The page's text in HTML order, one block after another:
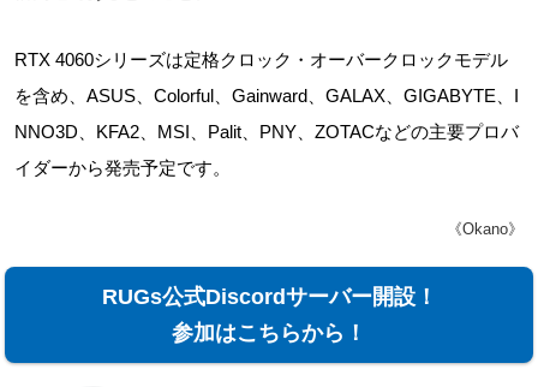
RTX 4060シリーズは定格クロック・オーバークロックモデル
を含め、ASUS、Colorful、Gainward、GALAX、GIGABYTE、I
NNO3D、KFA2、MSI、Palit、PNY、ZOTACなどの主要プロバ
イダーから発売予定です。
《Okano》
RUGs公式Discordサーバー開設！
参加はこちらから！